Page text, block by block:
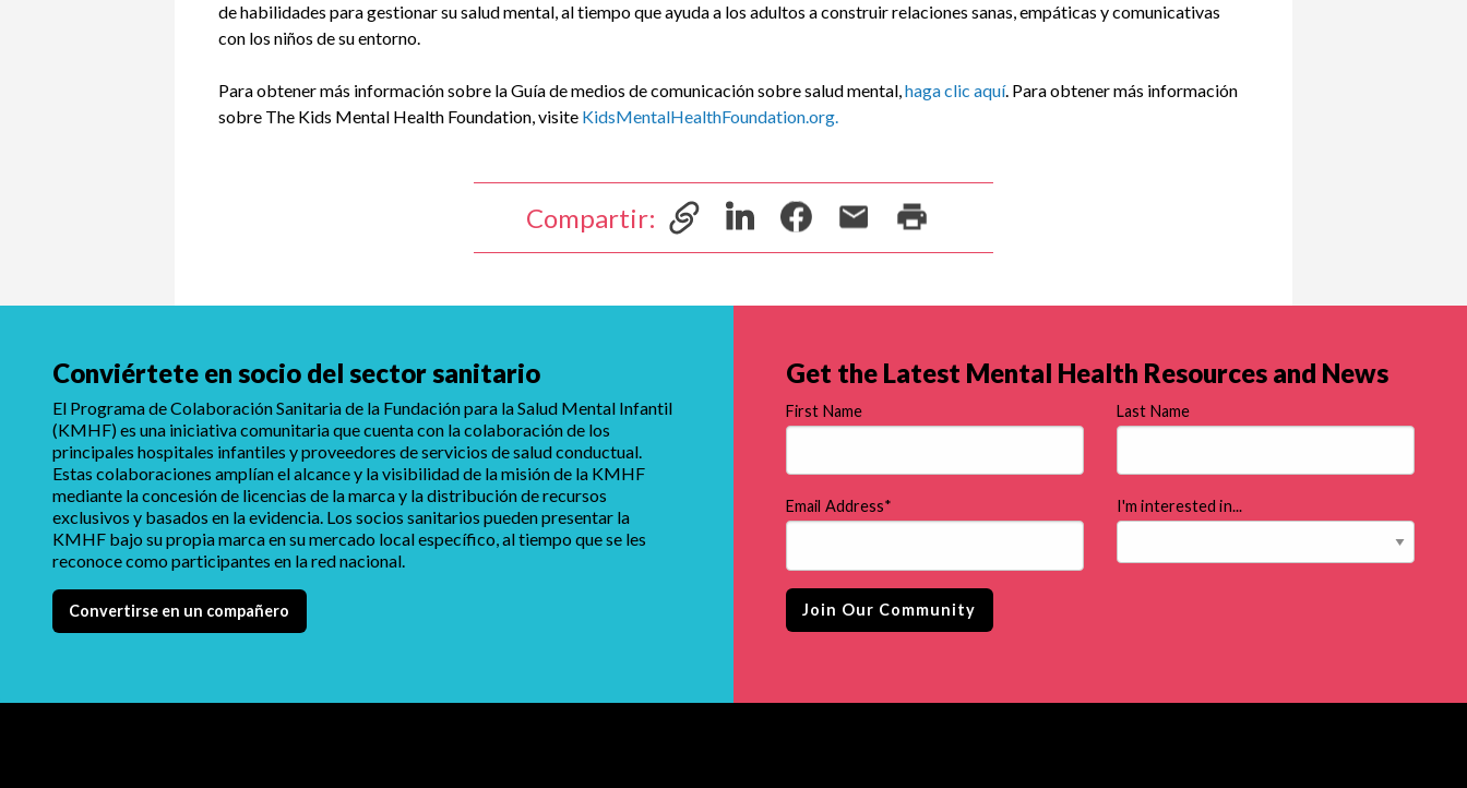
de habilidades para gestionar su salud mental, al tiempo que ayuda a los adultos a construir relaciones sanas, empáticas y comunicativas
con los niños de su entorno.
Para obtener más información sobre la Guía de medios de comunicación sobre salud mental,haga clic aquí. Para obtener más información
sobre The Kids Mental Health Foundation, visite KidsMentalHealthFoundation.org.
Compartir:
Conviértete en socio del sector sanitario
El Programa de Colaboración Sanitaria de la Fundación para la Salud Mental Infantil
(KMHF) es una iniciativa comunitaria que cuenta con la colaboración de los
principales hospitales infantiles y proveedores de servicios de salud conductual.
Estas colaboraciones amplían el alcance y la visibilidad de la misión de la KMHF
mediante la concesión de licencias de la marca y la distribución de recursos
exclusivos y basados en la evidencia. Los socios sanitarios pueden presentar la
KMHF bajo su propia marca en su mercado local específico, al tiempo que se les
reconoce como participantes en la red nacional.
Convertirse en un compañero
Get the Latest Mental Health Resources and News
First Name Last Name
Email Address* I'm interested in...